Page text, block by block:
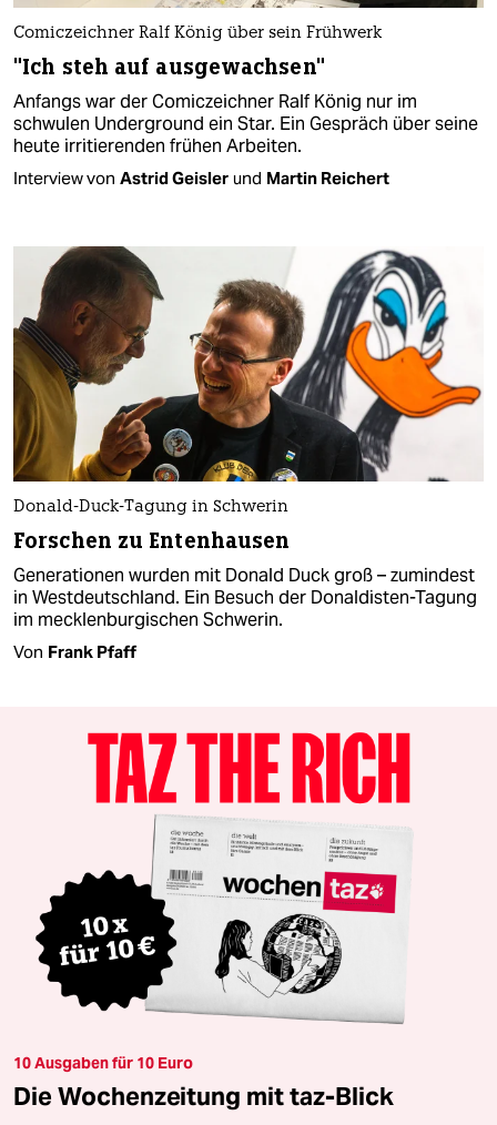
Comiczeichner Ralf König über sein Frühwerk
"Ich steh auf ausgewachsen"
Anfangs war der Comiczeichner Ralf König nur im
schwulen Underground ein Star. Ein Gespräch über seine
heute irritierenden frühen Arbeiten.
Interview von Astrid Geisler und Martin Reichert
Donald-Duck-Tagung in Schwerin
Forschen zu Entenhausen
Generationen wurden mit Donald Duck groß – zumindest
in Westdeutschland. Ein Besuch der Donaldisten-Tagung
im mecklenburgischen Schwerin.
Von Frank Pfaff
10 Ausgaben für 10 Euro
Die Wochenzeitung mit taz-Blick